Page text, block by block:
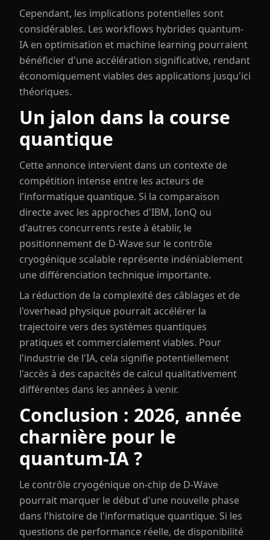
Cependant, les implications potentielles sont
considérables. Les workflows hybrides quantum-
IA en optimisation et machine learning pourraient
bénéficier d'une accélération significative, rendant
économiquement viables des applications jusqu'ici
théoriques.
Un jalon dans la course
quantique
Cette annonce intervient dans un contexte de
compétition intense entre les acteurs de
l'informatique quantique. Si la comparaison
directe avec les approches d'IBM, IonQ ou
d'autres concurrents reste à établir, le
positionnement de D-Wave sur le contrôle
cryogénique scalable représente indéniablement
une différenciation technique importante.
La réduction de la complexité des câblages et de
l'overhead physique pourrait accélérer la
trajectoire vers des systèmes quantiques
pratiques et commercialement viables. Pour
l'industrie de l'IA, cela signifie potentiellement
l'accès à des capacités de calcul qualitativement
différentes dans les années à venir.
Conclusion : 2026, année
charnière pour le
quantum-IA ?
Le contrôle cryogénique on-chip de D-Wave
pourrait marquer le début d'une nouvelle phase
dans l'histoire de l'informatique quantique. Si les
questions de performance réelle, de disponibilité